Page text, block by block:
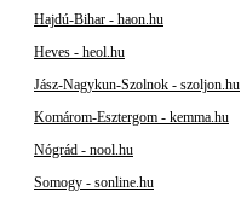
Hajdú-Bihar - haon.hu
Heves - heol.hu
Jász-Nagykun-Szolnok - szoljon.hu
Komárom-Esztergom - kemma.hu
Nógrád - nool.hu
Somogy - sonline.hu